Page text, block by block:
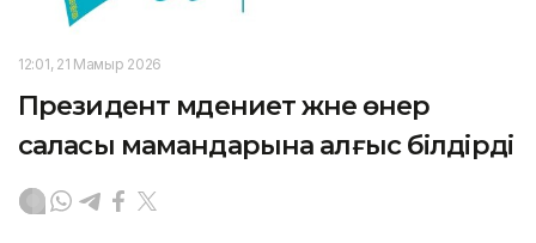
12:01, 21 Мамыр 2026
Президент мәдениет және өнер
саласы мамандарына алғыс білдірді